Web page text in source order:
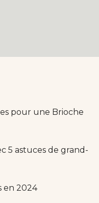
pour une Brioche
5 astuces de grand-
en 2024